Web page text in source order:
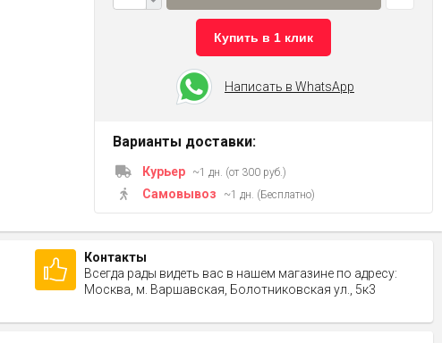
Купить в 1 клик
Написать в WhatsApp
Варианты доставки:
Курьер ~1 дн. (от 300 руб.)
Самовывоз ~1 дн. (Бесплатно)
Контакты
Всегда рады видеть вас в нашем магазине по адресу:
Москва, м. Варшавская, Болотниковская ул., 5к3